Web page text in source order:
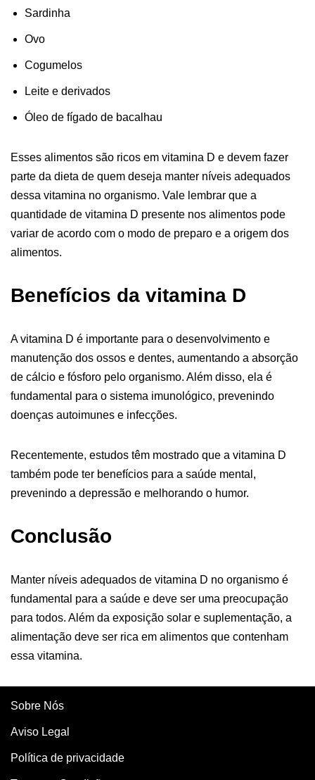
Sardinha
Ovo
Cogumelos
Leite e derivados
Óleo de fígado de bacalhau
Esses alimentos são ricos em vitamina D e devem fazer
parte da dieta de quem deseja manter níveis adequados
dessa vitamina no organismo. Vale lembrar que a
quantidade de vitamina D presente nos alimentos pode
variar de acordo com o modo de preparo e a origem dos
alimentos.
Benefícios da vitamina D
A vitamina D é importante para o desenvolvimento e
manutenção dos ossos e dentes, aumentando a absorção
de cálcio e fósforo pelo organismo. Além disso, ela é
fundamental para o sistema imunológico, prevenindo
doenças autoimunes e infecções.
Recentemente, estudos têm mostrado que a vitamina D
também pode ter benefícios para a saúde mental,
prevenindo a depressão e melhorando o humor.
Conclusão
Manter níveis adequados de vitamina D no organismo é
fundamental para a saúde e deve ser uma preocupação
para todos. Além da exposição solar e suplementação, a
alimentação deve ser rica em alimentos que contenham
essa vitamina.
Sobre Nós
Aviso Legal
Política de privacidade